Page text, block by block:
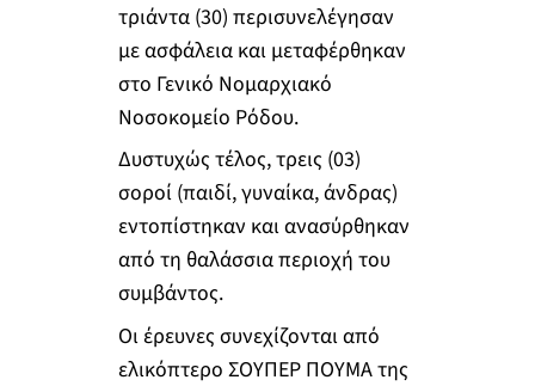
τριάντα (30) περισυνελέγησαν
με ασφάλεια και μεταφέρθηκαν
στο Γενικό Νομαρχιακό
Νοσοκομείο Ρόδου.
Δυστυχώς τέλος, τρεις (03)
σοροί (παιδί, γυναίκα, άνδρας)
εντοπίστηκαν και ανασύρθηκαν
από τη θαλάσσια περιοχή του
συμβάντος.
Οι έρευνες συνεχίζονται από
ελικόπτερο ΣΟΥΠΕΡ ΠΟΥΜΑ της